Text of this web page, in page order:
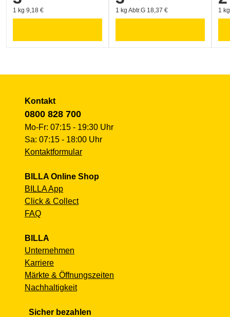
1 kg 9,18 € 1 kg Abtr.G 18,37 € 1
Kontakt
0800 828 700
Mo-Fr: 07:15 - 19:30 Uhr
Sa: 07:15 - 18:00 Uhr
Kontaktformular
BILLA Online Shop
BILLA App
Click & Collect
FAQ
BILLA
Unternehmen
Karriere
Märkte & Öffnungszeiten
Nachhaltigkeit
Sicher bezahlen